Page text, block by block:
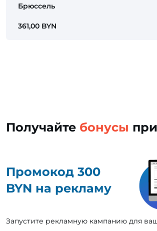
Брюссель
361,00 BYN
Получайте бонусы
Промокод 300
BYN на рекламу
Запустите рекламную кампанию для